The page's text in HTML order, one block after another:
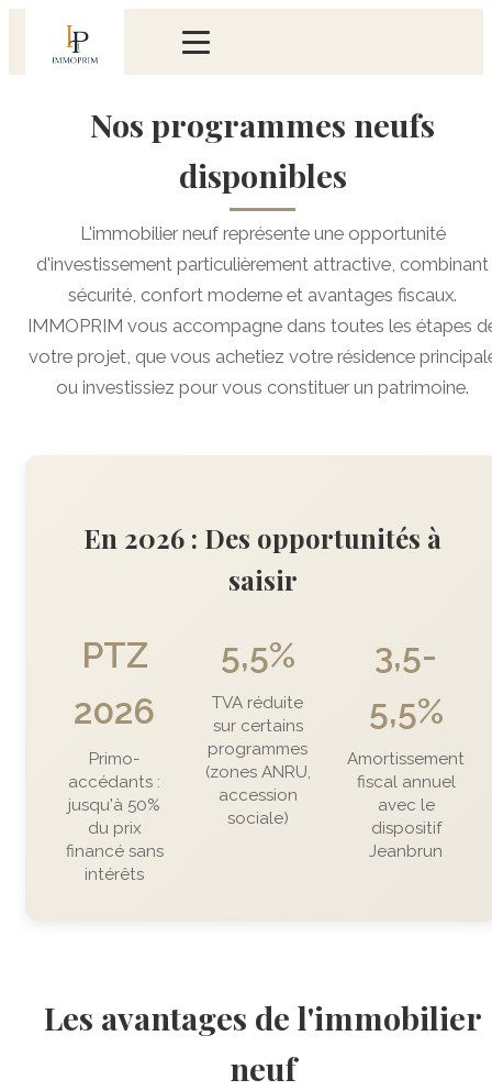
Nos programmes neufs
disponibles
L'immobilier neuf représente une opportunité
d'investissement particulièrement attractive, combinant
sécurité, confort moderne et avantages fiscaux.
IMMOPRIM vous accompagne dans toutes les étapes
votre projet, que vous achetiez votre résidence
ou investissiez pour vous constituer un patrimoine.
En 2026 : Des opportunités à
saisir
PTZ
2026
Primo-
accédants :
jusqu'à 50%
du prix
financé sans
intérêts
5,5%
TVA réduite
sur certains
programmes
(zones ANRU,
accession
sociale)
3,5-
5,5%
Amortissement
fiscal annuel
avec le
dispositif
Jeanbrun
Les avantages de l'immobilier
neuf